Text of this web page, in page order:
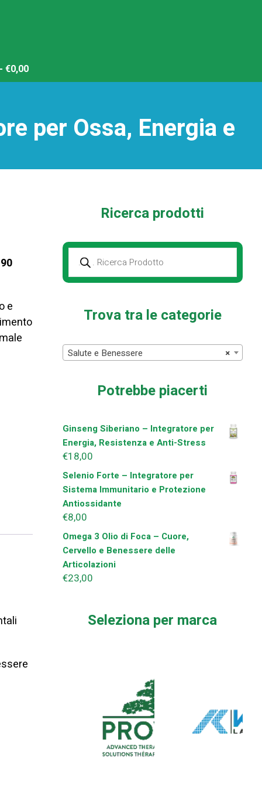
€0,00
per Ossa, Energia e
e
Ricerca prodotti
Prodotti
della
ricerca
Trova tra le categorie
×
Salute e Benessere
Potrebbe piacerti
Ginseng Siberiano – Integratore per
Energia, Resistenza e Anti-Stress
€18,00
Selenio Forte – Integratore per
Sistema Immunitario e Protezione
Antiossidante
€8,00
Omega 3 Olio di Foca – Cuore,
Cervello e Benessere delle
Articolazioni
€23,00
Seleziona per marca